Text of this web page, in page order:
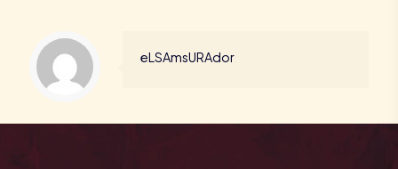
eLSAmsURAdor